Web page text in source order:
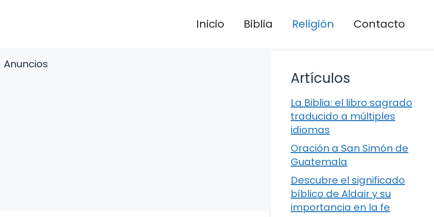
Inicio Biblia Religión Contacto
Anuncios
Artículos
La Biblia: el libro sagrado
traducido a múltiples
idiomas
Oración a San Simón de
Guatemala
Descubre el significado
bíblico de Aldair y su
importancia en la fe